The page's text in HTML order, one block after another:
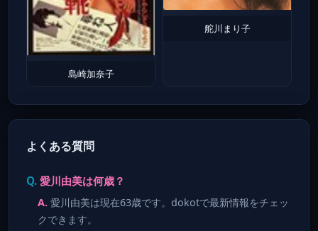
島崎加奈子
舵川まり子
よくある質問
愛川由美は何歳？
愛川由美は現在63歳です。dokotで最新情報をチェッ
クできます。